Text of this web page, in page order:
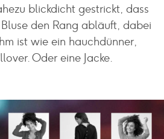
blickdicht gestrickt, dass
den Rang abläuft, dabei
ist wie ein hauchdünner,
Oder eine Jacke.